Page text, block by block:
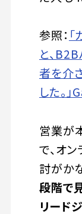
参照：
と、
者を介
した。
営業が
で、オ
討がか
段階で
リード